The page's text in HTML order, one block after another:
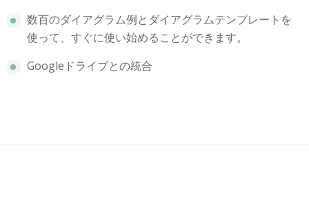
数百のダイアグラム例とダイアグラムテンプレートを
使って、すぐに使い始めることができます。
Googleドライブとの統合